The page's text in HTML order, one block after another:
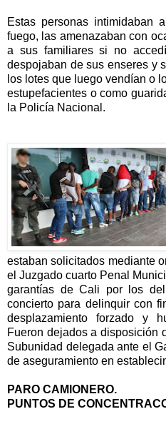
Estas personas intimidaban
fuego, las amenazaban con
a sus familiares si no
despojaban de sus enseres y
los lotes que luego vendían o
estupefacientes o como
la Policía Nacional.
estaban solicitados mediante
el Juzgado cuarto Penal
garantías de Cali por los
concierto para delinquir con
desplazamiento forzado y
Fueron dejados a disposición
Subunidad delegada ante el
de aseguramiento en
PARO CAMIONERO.
PUNTOS DE